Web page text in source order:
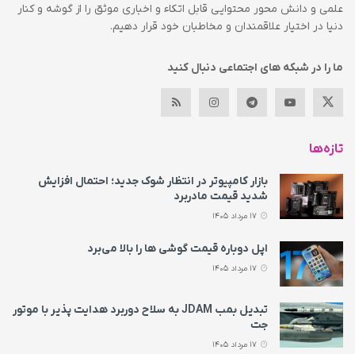
علمی و دانش محور محتوایی قابل اتکاء و اخباری موثق را از گوشه و کنار
دنیا در اختیار علاقمندان و مخاطبان خود قرار دهیم.
ما را در شبکه های اجتماعی دنبال کنید
تازه‌ها
بازار کامپیوتر در انتظار شوک جدید؛ احتمال افزایش
شدید قیمت مادربرد
اپل دوباره قیمت‌ گوشی ها را بالا می‌برد
تبدیل بمب JDAM به سلاح دوربرد هدایت پذیر با موتور
جت